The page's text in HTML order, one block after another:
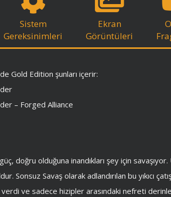
Sistem
Gereksinimleri
Ekran
Görüntüleri
Gold Edition şunları içerir:
– Forged Alliance
güç, doğru olduğuna inandıkları şey için
Sonsuz Savaş olarak adlandırılan bu yıkıcı
ve sadece hizipler arasındaki nefreti